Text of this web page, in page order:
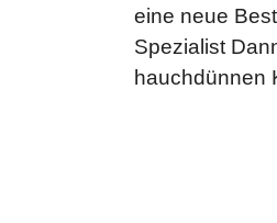
eine neue
Spezialist
hauchdünnen